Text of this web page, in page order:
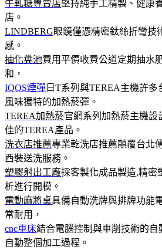
牛軋糖專賣店堅持純手工精製、健康
店。
LINDBERG眼鏡僅憑精密鈦絲折彎技
感。
抽化糞池費用平價收費公道定期抽水
和，
IQOS煙彈 日T系列與TEREA主機許
風味獨特的加熱菸彈。
TEREA加熱菸官網系列加熱菸主機設
佳的TEREA產品。
洗衣店推薦專業乾洗店推薦顛覆台北
西裝送洗服務。
塑膠射出工廠採客製化成品製造,精密
析進行開模。
電動麻將桌具備自動洗牌與排牌功能
常耐用，
cnc車床結合電腦控制與車削技術的自
自動整個加工過程。